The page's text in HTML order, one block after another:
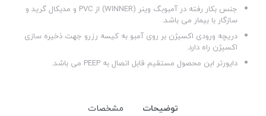
جنس بکار رفته در آمبوبگ وینر (WINNER) از PVC و مدیکال گرید و
سازگار با بیمار می باشد.
دریچه ورودی اکسیژن بر روی آمبو به کیسه رزرو جهت ذخیره سازی
اکسیژن راه دارد.
دایورتر این محصول مستقیم قابل اتصال به PEEP می باشد.
توضیحات
مشخصات